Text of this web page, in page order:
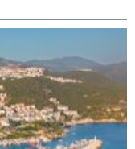
1458.10